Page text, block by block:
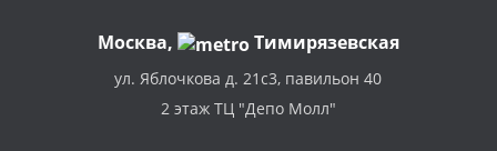
Москва, Тимирязевская
ул. Яблочкова д. 21с3, павильон 40
2 этаж ТЦ "Депо Молл"